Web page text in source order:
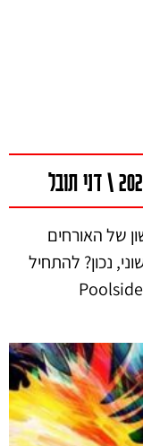
של האורחים
נכון? להתחיל